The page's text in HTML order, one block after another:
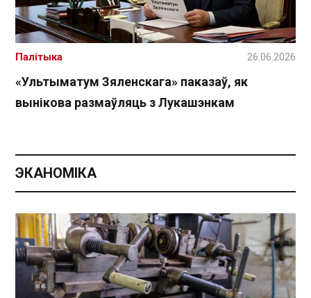
«Ультыматум Зяленскага» паказаў, як
вынікова размаўляць з Лукашэнкам
Палітыка 26.06.2026
ЭКАНОМІКА